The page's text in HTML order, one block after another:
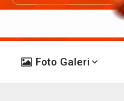
Foto Galeri